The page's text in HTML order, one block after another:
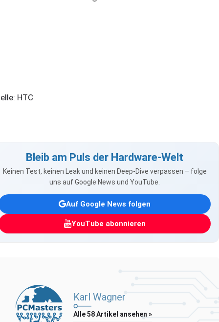
HTC
Bleib am Puls der Hardware-Welt
Keinen Test, keinen Leak und keinen Deep-Dive verpassen – folge
uns auf Google News und YouTube.
Auf Google News folgen
YouTube abonnieren
Karl Wagner
Alle 58 Artikel ansehen »